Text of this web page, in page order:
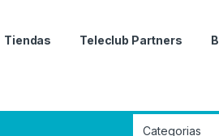
Tiendas Teleclub Partners